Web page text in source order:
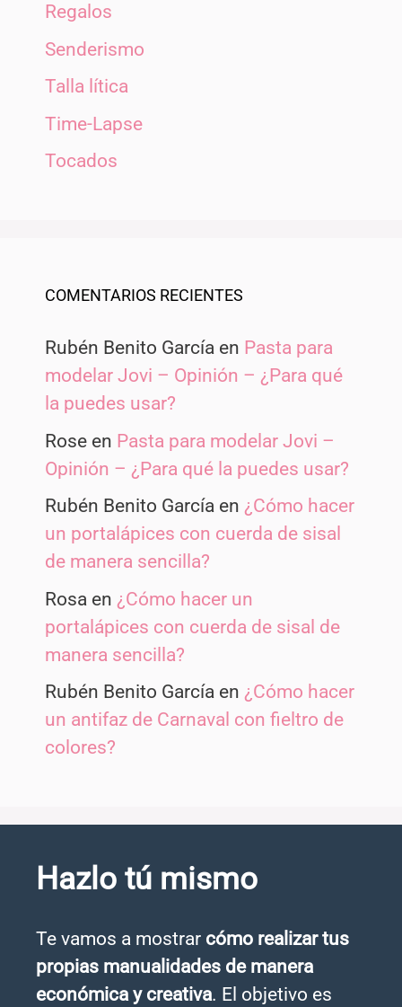
Regalos
Senderismo
Talla lítica
Time-Lapse
Tocados
COMENTARIOS RECIENTES
Rubén Benito García en Pasta para
modelar Jovi – Opinión – ¿Para qué
la puedes usar?
Rose en Pasta para modelar Jovi –
Opinión – ¿Para qué la puedes usar?
Rubén Benito García en ¿Cómo hacer
un portalápices con cuerda de sisal
de manera sencilla?
Rosa en ¿Cómo hacer un
portalápices con cuerda de sisal de
manera sencilla?
Rubén Benito García en ¿Cómo hacer
un antifaz de Carnaval con fieltro de
colores?
Hazlo tú mismo
Te vamos a mostrar cómo realizar tus
propias manualidades de manera
económica y creativa. El objetivo es